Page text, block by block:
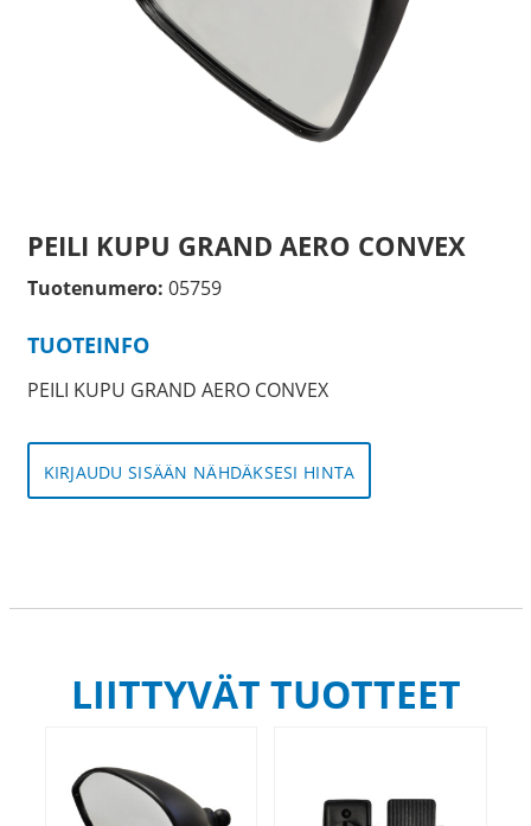
PEILI KUPU GRAND AERO CONVEX
Tuotenumero: 05759
TUOTEINFO
PEILI KUPU GRAND AERO CONVEX
KIRJAUDU SISÄÄN NÄHDÄKSESI HINTA
LIITTYVÄT TUOTTEET